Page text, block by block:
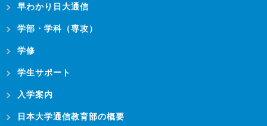
早わかり日大通信
学部・学科（専攻）
学修
学生サポート
入学案内
日本大学通信教育部の概要